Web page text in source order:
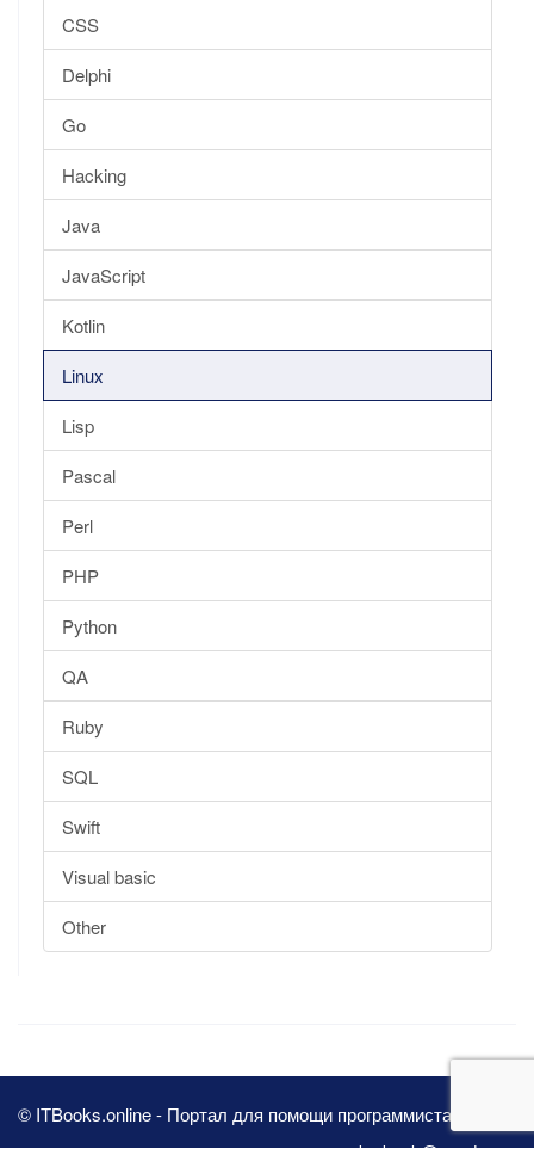
CSS
Delphi
Go
Hacking
Java
JavaScript
Kotlin
Linux
Lisp
Pascal
Perl
PHP
Python
QA
Ruby
SQL
Swift
Visual basic
Other
© ITBooks.online - Портал для помощи программистам 2026